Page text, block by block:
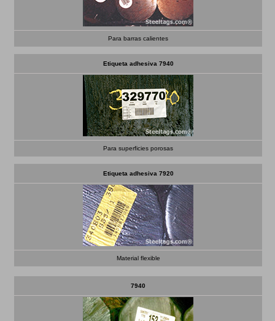
Para barras calientes
Etiqueta adhesiva 7940
Para superficies porosas
Etiqueta adhesiva 7920
Material flexible
7940